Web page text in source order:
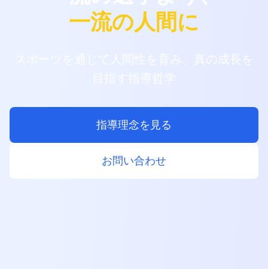
一流の人間に
スポーツを通じて人間性を育み、真の成長を
目指す指導哲学
指導理念を見る
お問い合わせ